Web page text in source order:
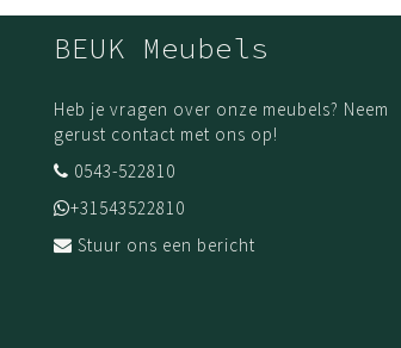
BEUK Meubels
Heb je vragen over onze meubels? Neem
gerust contact met ons op!
0543-522810
+31543522810
Stuur ons een bericht